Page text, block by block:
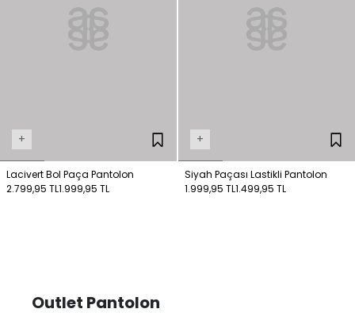
+
Lacivert Bol Paça Pantolon
2.799,95 TL1.999,95 TL
+
Siyah Paçası Lastikli Pantolon
1.999,95 TL1.499,95 TL
Outlet Pantolon